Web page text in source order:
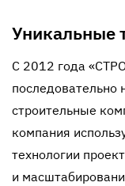
Уникальные
С 2012 года
последовательно
строительные
компания
технологии
и